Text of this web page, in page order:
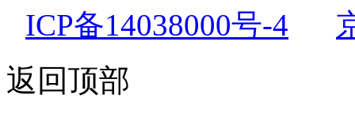
ICP备14038000号-4
返回顶部